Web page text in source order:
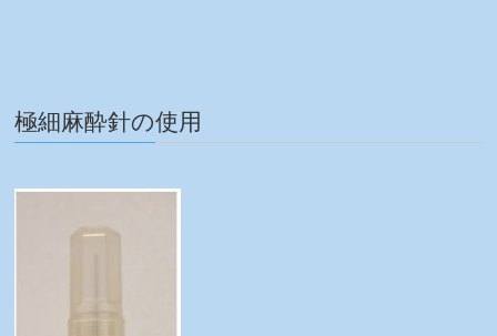
極細麻酔針の使用